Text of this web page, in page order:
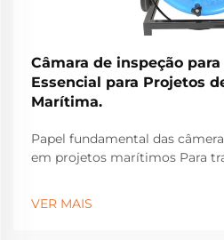
Câmara de inspeção
Essencial para Projetos
Marítima.
Papel fundamental das
em projetos marítimos Para
problemas estruturais ocultos
VER MAIS